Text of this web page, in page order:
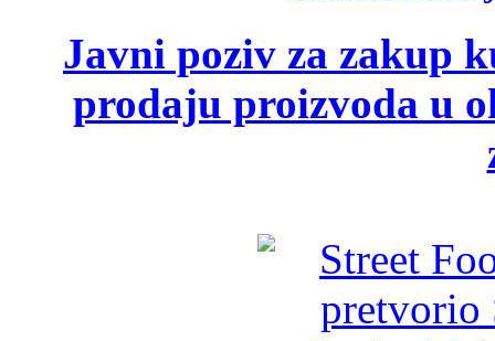
Javni poziv za zakup
prodaju proizvoda u